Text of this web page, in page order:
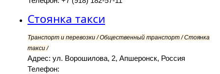
Стоянка такси
Транспорт и перевозки / Общественный транспорт / Стоянка
такси /
Адрес: ул. Ворошилова, 2, Апшеронск, Россия
Телефон: